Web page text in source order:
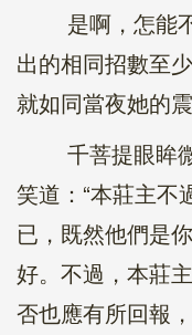
是啊，怎能不
出的相同招數至
就如同當夜她的
千菩提眼眸微
笑道：“本莊主不
已，既然他們是
好。不過，本莊
否也應有所回報